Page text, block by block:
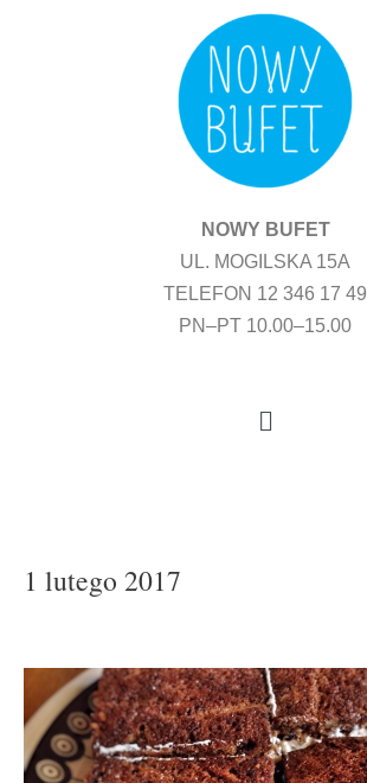
NOWY BUFET
UL. MOGILSKA 15A
TELEFON 12 346 17 49
PN–PT 10.00–15.00
Menu
1 lutego 2017